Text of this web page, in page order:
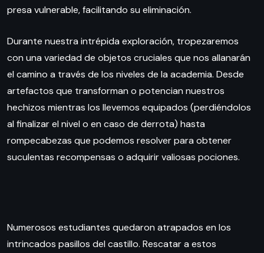
presa vulnerable, facilitando su eliminación.
Durante nuestra intrépida exploración, tropezaremos
con una variedad de objetos cruciales que nos allanarán
el camino a través de los niveles de la academia. Desde
artefactos que transforman o potencian nuestros
hechizos mientras los llevemos equipados (perdiéndolos
al finalizar el nivel o en caso de derrota) hasta
rompecabezas que podemos resolver para obtener
suculentas recompensas o adquirir valiosas pociones.
Numerosos estudiantes quedaron atrapados en los
intrincados pasillos del castillo. Rescatar a estos